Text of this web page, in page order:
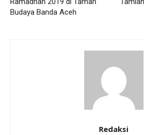
Budaya Banda Aceh
Redaksi